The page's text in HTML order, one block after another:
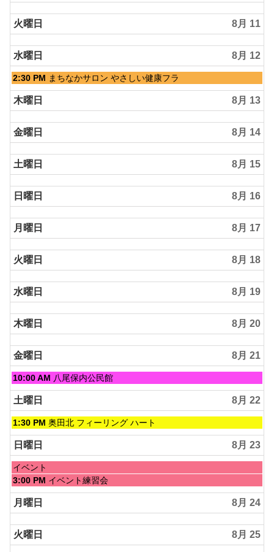
8
月
9th
2026
火曜日 8月 11
水曜日 8月 12
水
曜
日,
8
月
12th
2026
2:30 PM まちなかサロン やさしい健康フラ
木曜日 8月 13
金曜日 8月 14
土曜日 8月 15
日曜日 8月 16
月曜日 8月 17
火曜日 8月 18
水曜日 8月 19
木曜日 8月 20
金曜日 8月 21
金
曜
日,
8
月
21st
2026
10:00 AM 八尾保内公民館
土曜日 8月 22
土
曜
日,
8
月
22nd
2026
1:30 PM 奥田北 フィーリング ハート
日曜日 8月 23
日
曜
日,
8
月
23rd
2026
イベント
日
曜
日,
8
月
23rd
2026
3:00 PM イベント練習会
月曜日 8月 24
火曜日 8月 25